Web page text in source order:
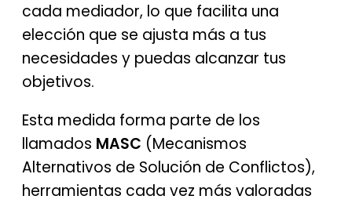
cada mediador, lo que facilita una
elección que se ajusta más a tus
necesidades y puedas alcanzar tus
objetivos.
Esta medida forma parte de los
llamados MASC (Mecanismos
Alternativos de Solución de Conflictos),
herramientas cada vez más valoradas